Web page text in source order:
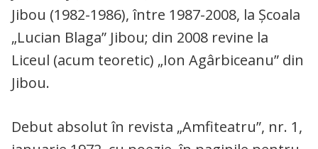
Jibou (1982-1986), între 1987-2008, la Şcoala
„Lucian Blaga” Jibou; din 2008 revine la
Liceul (acum teoretic) „Ion Agârbiceanu” din
Jibou.
Debut absolut în revista „Amfiteatru”, nr. 1,